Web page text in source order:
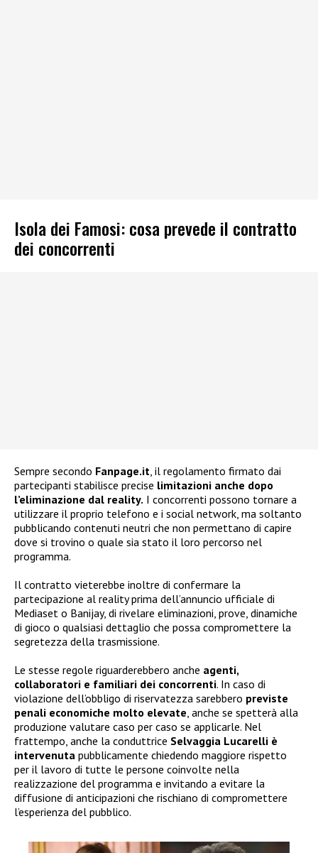
Isola dei Famosi: cosa prevede il contratto
dei concorrenti
Sempre secondo Fanpage.it, il regolamento firmato dai
partecipanti stabilisce precise limitazioni anche dopo
l’eliminazione dal reality. I concorrenti possono tornare a
utilizzare il proprio telefono e i social network, ma soltanto
pubblicando contenuti neutri che non permettano di capire
dove si trovino o quale sia stato il loro percorso nel
programma.
Il contratto vieterebbe inoltre di confermare la
partecipazione al reality prima dell’annuncio ufficiale di
Mediaset o Banijay, di rivelare eliminazioni, prove, dinamiche
di gioco o qualsiasi dettaglio che possa compromettere la
segretezza della trasmissione.
Le stesse regole riguarderebbero anche agenti,
collaboratori e familiari dei concorrenti. In caso di
violazione dell’obbligo di riservatezza sarebbero previste
penali economiche molto elevate, anche se spetterà alla
produzione valutare caso per caso se applicarle. Nel
frattempo, anche la conduttrice Selvaggia Lucarelli è
intervenuta pubblicamente chiedendo maggiore rispetto
per il lavoro di tutte le persone coinvolte nella
realizzazione del programma e invitando a evitare la
diffusione di anticipazioni che rischiano di compromettere
l’esperienza del pubblico.